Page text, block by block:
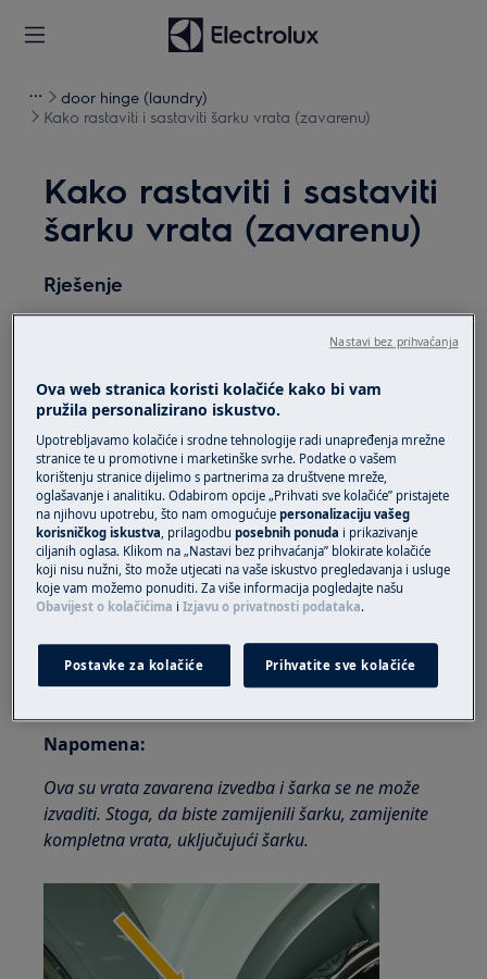
door hinge (laundry)
Kako rastaviti i sastaviti šarku vrata (zavarenu)
Kako rastaviti i sastaviti
šarku vrata (zavarenu)
Rješenje
utičnice.
Uvijek pazite kad premještate uređaje, za teške
uređaje potrebno je da ih premjeste dvije osobe.
Uvijek koristite zaštitne rukavice i zatvorenu obuću.
Imajte na umu da samostalno ili neprofesionalno
popravljanje može imati sigurnosne posljedice ako
se ne izvede pravilno
Kako rastaviti i sastaviti šarku vrata
Da biste vratili vrata, otpustite vijke koji
Napomena:
Ova su vrata zavarena izvedba i šarka se ne može
izvaditi. Stoga, da biste zamijenili šarku, zamijenite
kompletna vrata, uključujući šarku.
Ova web stranica koristi kolačiće kako bi vam
pružila personalizirano iskustvo.
Upotrebljavamo kolačiće i srodne tehnologije radi unapređenja mrežne
stranice te u promotivne i marketinške svrhe. Podatke o vašem
korištenju stranice dijelimo s partnerima za društvene mreže,
oglašavanje i analitiku. Odabirom opcije „Prihvati sve kolačiće” pristajete
na njihovu upotrebu, što nam omogućujepersonalizaciju vašeg
korisničkog iskustva , prilagodbuposebnih ponuda i prikazivanje
ciljanih oglasa. Klikom na „Nastavi bez prihvaćanja” blokirate kolačiće
koji nisu nužni, što može utjecati na vaše iskustvo pregledavanja i usluge
koje vam možemo ponuditi. Za više informacija pogledajte našu
Obavijest o kolačićima iIzjavu o privatnosti podataka.
Postavke za kolačiće Prihvatite sve kolačiće
Nastavi bez prihvaćanja